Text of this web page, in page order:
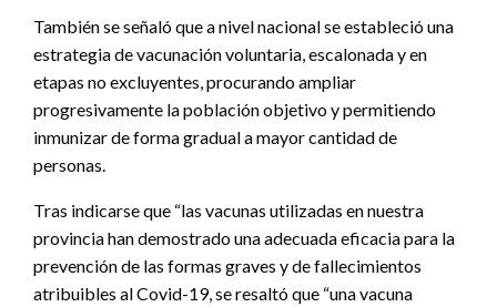
También se señaló que a nivel nacional se estableció una
estrategia de vacunación voluntaria, escalonada y en
etapas no excluyentes, procurando ampliar
progresivamente la población objetivo y permitiendo
inmunizar de forma gradual a mayor cantidad de
personas.
Tras indicarse que “las vacunas utilizadas en nuestra
provincia han demostrado una adecuada eficacia para la
prevención de las formas graves y de fallecimientos
atribuibles al Covid-19, se resaltó que “una vacuna